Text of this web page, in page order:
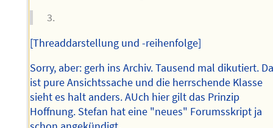
[Threaddarstellung und -reihenfolge]
Sorry, aber: gerh ins Archiv. Tausend mal dikutiert.
ist pure Ansichtssache und die herrschende Klasse
sieht es halt anders. AUch hier gilt das Prinzip
Hoffnung. Stefan hat eine "neues" Forumsskript ja